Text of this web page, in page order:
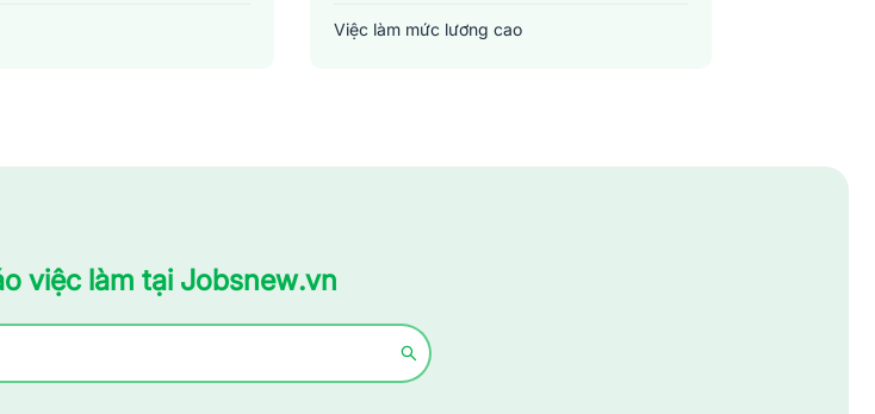
Việc làm mức lương cao
việc làm tại Jobsnew.vn